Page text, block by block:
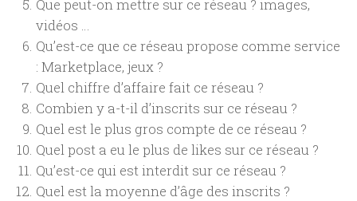
Que peut-on mettre sur ce réseau ? images,
vidéos …
Qu’est-ce que ce réseau propose comme service
: Marketplace, jeux ?
Quel chiffre d’affaire fait ce réseau ?
Combien y a-t-il d’inscrits sur ce réseau ?
Quel est le plus gros compte de ce réseau ?
Quel post a eu le plus de likes sur ce réseau ?
Qu’est-ce qui est interdit sur ce réseau ?
Quel est la moyenne d’âge des inscrits ?